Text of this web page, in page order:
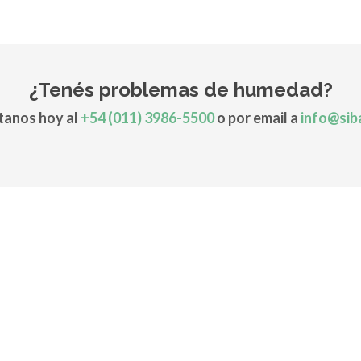
¿Tenés problemas de humedad?
hoy al +54 (011) 3986-5500o por email a